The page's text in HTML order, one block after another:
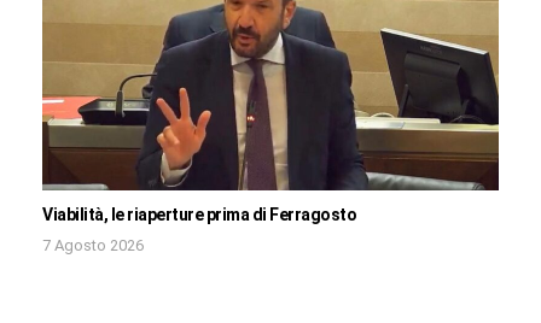
Viabilità, le riaperture prima di Ferragosto
7 Agosto 2026